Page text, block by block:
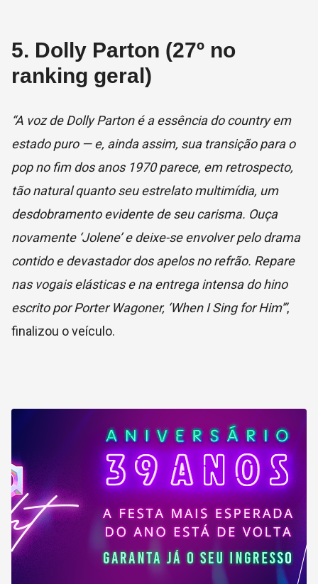
5. Dolly Parton (27º no
ranking geral)
“A voz de Dolly Parton é a essência do country em
estado puro — e, ainda assim, sua transição para o
pop no fim dos anos 1970 parece, em retrospecto,
tão natural quanto seu estrelato multimídia, um
desdobramento evidente de seu carisma. Ouça
novamente ‘Jolene’ e deixe-se envolver pelo drama
contido e devastador dos apelos no refrão. Repare
nas vogais elásticas e na entrega intensa do hino
escrito por Porter Wagoner, ‘When I Sing for Him'”,
finalizou o veículo.